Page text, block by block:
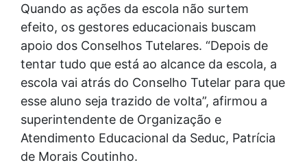
Quando as ações da escola não surtem
efeito, os gestores educacionais buscam
apoio dos Conselhos Tutelares. “Depois de
tentar tudo que está ao alcance da escola, a
escola vai atrás do Conselho Tutelar para que
esse aluno seja trazido de volta”, afirmou a
superintendente de Organização e
Atendimento Educacional da Seduc, Patrícia
de Morais Coutinho.